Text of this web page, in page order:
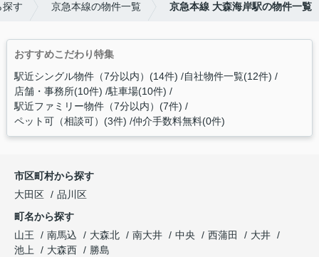
探す 京急本線の物件一覧 京急本線 大森海岸駅の物件一覧
おすすめこだわり特集
駅近シングル物件（7分以内）(14件) 自社物件一覧(12件)
店舗・事務所(10件) 駐車場(10件)
駅近ファミリー物件（7分以内）(7件)
ペット可（相談可）(3件) 仲介手数料無料(0件)
市区町村から探す
大田区
品川区
町名から探す
山王
南馬込 大森北 南大井 中央 西蒲田
大井
池上
大森西
勝島